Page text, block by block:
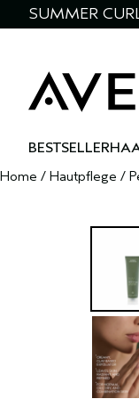
SUMMER
BESTSELLER
Home / Hautpflege /